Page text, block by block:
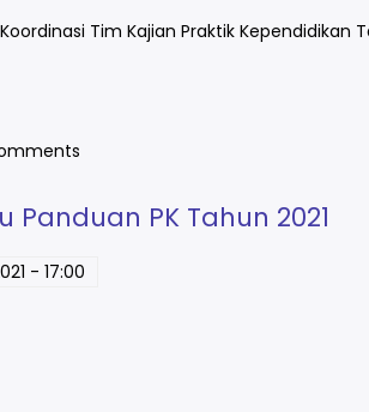
Tim Kajian Praktik Kependidikan
PK Tahun 2021
- 17:00